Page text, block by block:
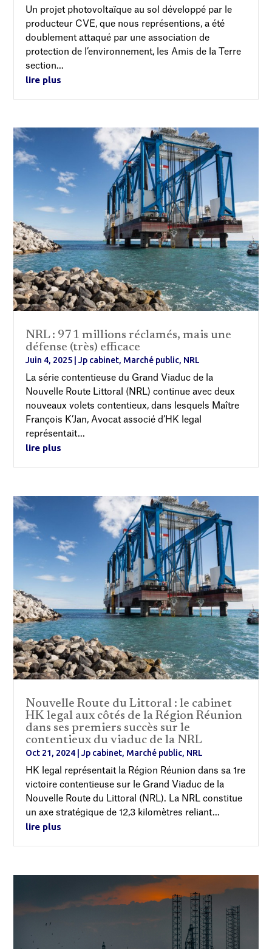
Un projet photovoltaïque au sol développé par le
producteur CVE, que nous représentions, a été
doublement attaqué par une association de
protection de l’environnement, les Amis de la Terre
section...
lire plus
NRL : 971 millions réclamés, mais une
défense (très) efficace
Juin 4, 2025 |Jp cabinet, Marché public, NRL
La série contentieuse du Grand Viaduc de la
Nouvelle Route Littoral (NRL) continue avec deux
nouveaux volets contentieux, dans lesquels Maître
François K’Jan, Avocat associé d’HK legal
représentait...
lire plus
Nouvelle Route du Littoral : le cabinet
HK legal aux côtés de la Région Réunion
dans ses premiers succès sur le
contentieux du viaduc de la NRL
Oct 21, 2024 |Jp cabinet, Marché public, NRL
HK legal représentait la Région Réunion dans sa 1re
victoire contentieuse sur le Grand Viaduc de la
Nouvelle Route du Littoral (NRL). La NRL constitue
un axe stratégique de 12,3 kilomètres reliant...
lire plus